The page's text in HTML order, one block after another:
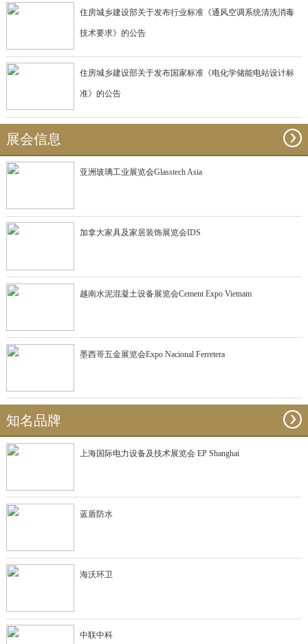
住房城乡建设部关于发布行业标准《通风空调系统清洗消毒
技术要求》的公告
住房城乡建设部关于发布国家标准《电化学储能电站设计标
准》的公告
展会信息
亚洲玻璃工业展览会Glasstech Asia
加拿大家具及家居装饰展览会IDS
越南水泥混凝土设备展览会Cement Expo Vietnam
墨西哥五金展览会Expo Nacional Ferretera
知名品牌
上海国际电力设备及技术展览会 EP Shanghai
蓝盾防水
海沃环卫
中联中科